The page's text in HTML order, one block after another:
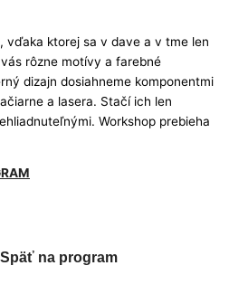
vďaka ktorej sa v dave a v tme len
rôzne motívy a farebné
dizajn dosiahneme komponentmi
a lasera. Stačí ich len
Workshop prebieha
Späť na program